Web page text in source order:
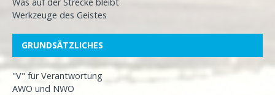
Werkzeuge des Geistes
GRUNDSÄTZLICHES
"V" für Verantwortung
AWO und NWO